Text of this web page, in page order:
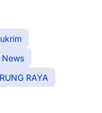
News
RAYA